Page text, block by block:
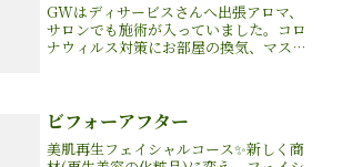
GWはディサービスさんへ出張アロマ、
サロンでも施術が入っていました。コロ
ナウィルス対策にお部屋の換気、マス
目に入ります。当初から受...
ビフォーアフター
美肌再生フェイシャルコース✨新しく商